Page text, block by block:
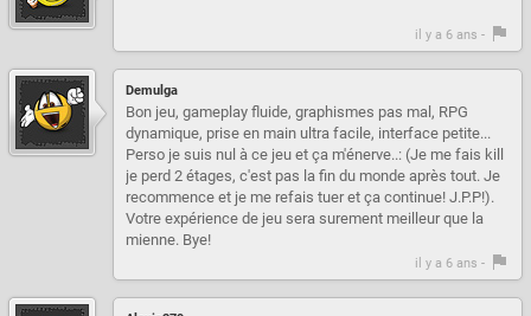
il y a 6 ans -
Demulga
Bon jeu, gameplay fluide, graphismes pas mal, RPG
dynamique, prise en main ultra facile, interface petite...
Perso je suis nul à ce jeu et ça m'énerve..: (Je me fais kill
je perd 2 étages, c'est pas la fin du monde après tout. Je
recommence et je me refais tuer et ça continue! J.P.P!).
Votre expérience de jeu sera surement meilleur que la
mienne. Bye!
il y a 6 ans -